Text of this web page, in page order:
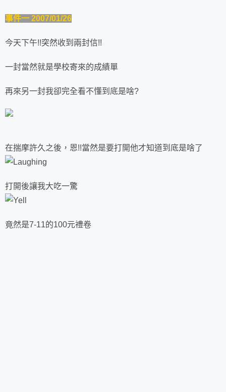
事件一 2007/01/26
今天下午!!突然收到兩封信!!
一封當然就是學校寄來的成績單
再來另一封我卻完全看不懂到底是啥?
在揣摩許久之後，恩!!當然是要打開他才知道到底是啥了
打開後讓我大吃一驚
竟然是7-11的100元禮卷